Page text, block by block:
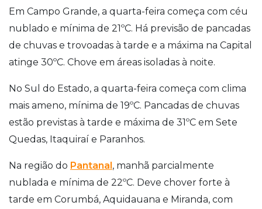
Em Campo Grande, a quarta-feira começa com céu
nublado e mínima de 21ºC. Há previsão de pancadas
de chuvas e trovoadas à tarde e a máxima na Capital
atinge 30ºC. Chove em áreas isoladas à noite.
No Sul do Estado, a quarta-feira começa com clima
mais ameno, mínima de 19ºC. Pancadas de chuvas
estão previstas à tarde e máxima de 31ºC em Sete
Quedas, Itaquiraí e Paranhos.
Na região do Pantanal, manhã parcialmente
nublada e mínima de 22ºC. Deve chover forte à
tarde em Corumbá, Aquidauana e Miranda, com